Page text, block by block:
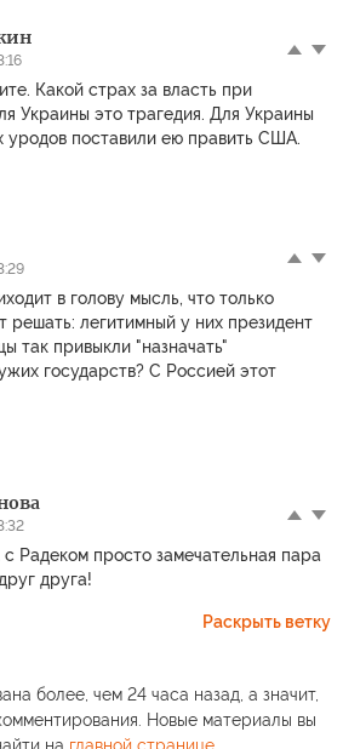
Какой страх за власть при
Украины это трагедия. Для Украины
уродов поставили ею править США.
в голову мысль, что только
решать: легитимный у них президент
так привыкли "назначать"
государств? С Россией этот
Радеком просто замечательная пара
друга!
Раскрыть ветку
более, чем 24 часа назад, а значит,
Новые материалы вы